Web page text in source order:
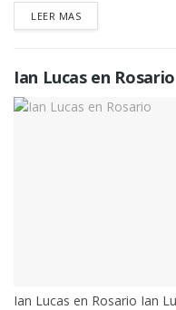
LEER MASDETAILS
Ian Lucas en Rosario
Ian Lucas en Rosario Ian